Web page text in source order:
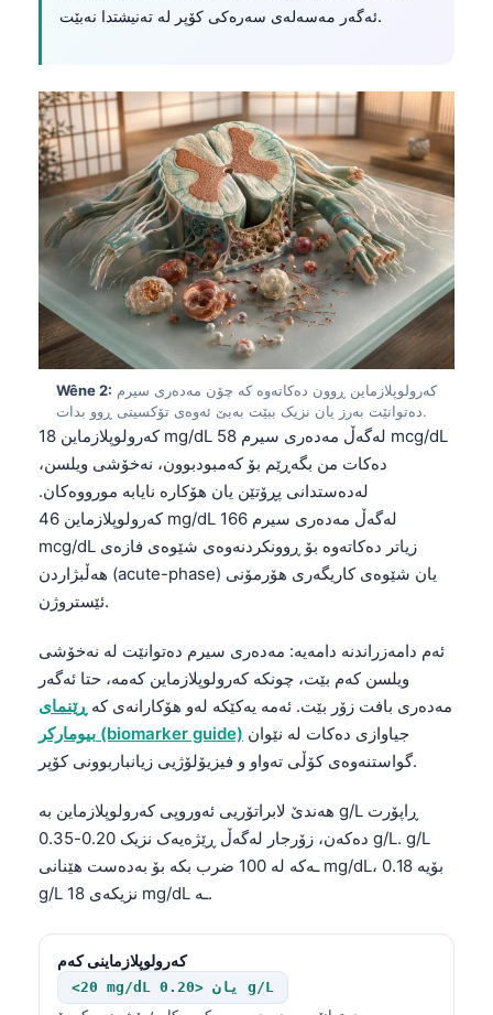
ئەگەر مەسەلەی سەرەکی کۆپر لە تەنیشتدا نەبێت.
Wêne 2:
دەتوانێت بەرز یان نزیک ببێت بەبێ ئەوەی تۆکسیتی ڕوو بدات.
کەرولوپلازماین 18 mg/dL لەگەڵ مەدەری سیرم 58 mcg/dL
دەکات من بگەڕێم بۆ کەمبودبوون، نەخۆشی ویلسن،
لەدەستدانی پڕۆتێن یان هۆکارە نایابە مورووەکان.
کەرولوپلازماین 46 mg/dL لەگەڵ مەدەری سیرم 166
mcg/dL زیاتر دەکاتەوە بۆ ڕوونکردنەوەی شێوەی فازەی
هەڵبژاردن (acute-phase) یان شێوەی کاریگەری هۆرمۆنی
ئێستروژن.
ئەم دامەزراندنە دامەیە: مەدەری سیرم دەتوانێت لە نەخۆشی
ویلسن کەم بێت، چونکە کەرولوپلازماین کەمە، حتا ئەگەر
مەدەری بافت زۆر بێت. ئەمە یەکێکە لەو هۆکارانەی کە ڕێنمای
بیومارکر (biomarker guide)
گواستنەوەی کۆڵی تەواو و فیزیۆلۆژیی زیانباربوونی کۆپر.
هەندێ لابراتۆریی ئەوروپی کەرولوپلازماین بە g/L ڕاپۆرت
دەکەن، زۆرجار لەگەڵ ڕێژەیەک نزیک 0.20-0.35 g/L. g/L
ـەکە لە 100 ضرب بکە بۆ بەدەست هێنانی mg/dL، بۆیە 0.18
g/L نزیکەی 18 mg/dL ـە.
کەرولوپلازماینی کەم
<20 mg/dL یان <0.20 g/L